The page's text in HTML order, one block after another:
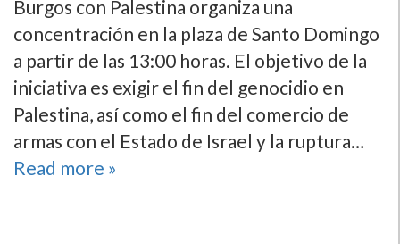
Burgos con Palestina organiza una
concentración en la plaza de Santo Domingo
a partir de las 13:00 horas. El objetivo de la
iniciativa es exigir el fin del genocidio en
Palestina, así como el fin del comercio de
armas con el Estado de Israel y la ruptura…
Read more »